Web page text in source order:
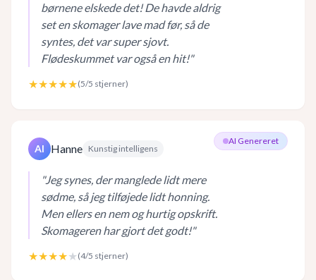
børnene elskede det! De havde aldrig
set en skomager lave mad før, så de
syntes, det var super sjovt.
Flødeskummet var også en hit!"
★★★★★(5/5 stjerner)
AI Genereret
AI Hanne Kunstig intelligens
"Jeg synes, der manglede lidt mere
sødme, så jeg tilføjede lidt honning.
Men ellers en nem og hurtig opskrift.
Skomageren har gjort det godt!"
★★★★★ (4/5 stjerner)